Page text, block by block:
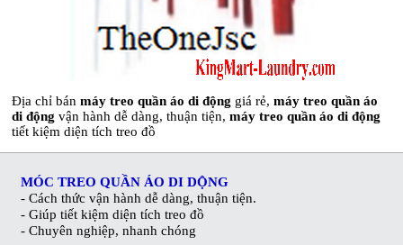
Địa chỉ bánmáy treo quần áo di động giá rẻ,máy treo quần áo
di động vận hành dễ dàng, thuận tiện,máy treo quần áo di động
tiết kiệm diện tích treo đồ
MÓC TREO QUẦN ÁO DI DỘNG
-Cách thức vận hành dễ dàng, thuận tiện.
- Giúp tiết kiệm diện tích treo đồ
- Chuyên nghiệp, nhanh chóng